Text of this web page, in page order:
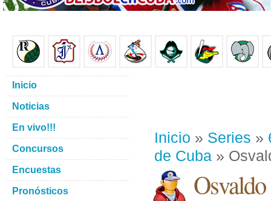
Inicio » Series »
de Cuba »
Inicio
Noticias
En vivo!!!
Concursos
Encuestas
Pronósticos